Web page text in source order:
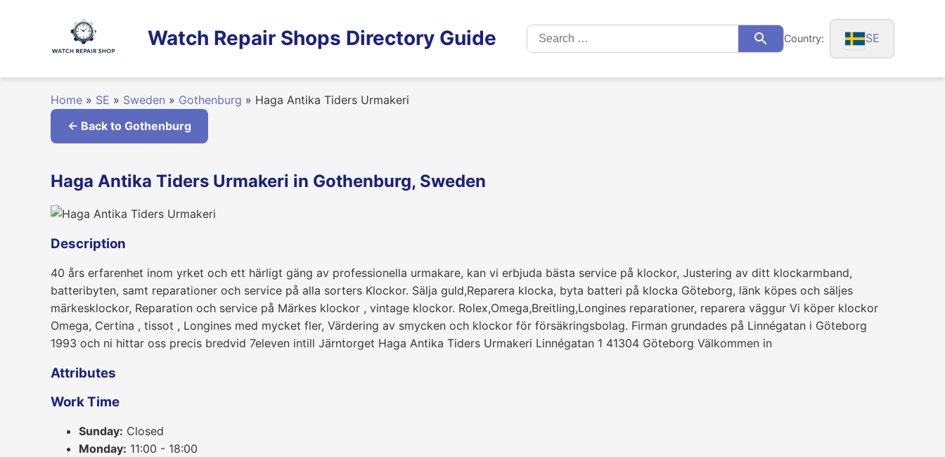
Watch Repair Shops Directory Guide
Search
for:
SearchCountry: SE
Home » SE » Sweden » Gothenburg » Haga Antika Tiders Urmakeri
← Back to Gothenburg
Haga Antika Tiders Urmakeri in Gothenburg, Sweden
Description
40 års erfarenhet inom yrket och ett härligt gäng av professionella urmakare, kan vi erbjuda bästa service på klockor, Justering av ditt klockarmband,
batteribyten, samt reparationer och service på alla sorters Klockor. Sälja guld,Reparera klocka, byta batteri på klocka Göteborg, länk köpes och säljes
märkesklockor, Reparation och service på Märkes klockor , vintage klockor. Rolex,Omega,Breitling,Longines reparationer, reparera väggur Vi köper klockor
Omega, Certina , tissot , Longines med mycket fler, Värdering av smycken och klockor för försäkringsbolag. Firman grundades på Linnégatan i Göteborg
1993 och ni hittar oss precis bredvid 7eleven intill Järntorget Haga Antika Tiders Urmakeri Linnégatan 1 41304 Göteborg Välkommen in
Attributes
Work Time
Sunday: Closed
Monday: 11:00 - 18:00